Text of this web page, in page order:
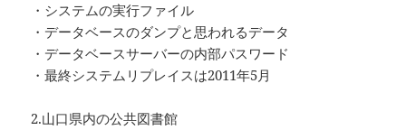
・システムの実行ファイル
・データベースのダンプと思われるデータ
・データベースサーバーの内部パスワード
・最終システムリプレイスは2011年5月
2.山口県内の公共図書館